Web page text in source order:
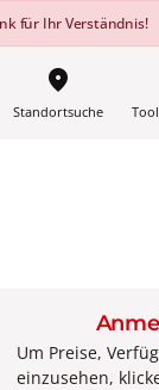
für Ihr Verständnis!
place
Standortsuche
Um Preise,
einzusehen,